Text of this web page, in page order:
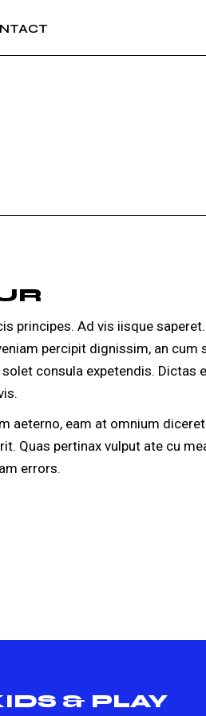
principes. Ad vis iisque
percipit dignissim, an cum
consula expetendis. Dictas
aeterno, eam at omnium diceret
Quas pertinax vulput ate cu
errors.
& PLAY